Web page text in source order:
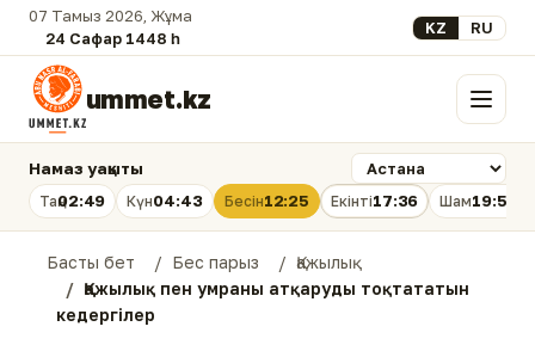
07 Тамыз 2026, Жұма
24 Сафар 1448 һ.
Select your
KZ RU
ummet.kz Мәзір
Намаз уақыты
Таң02:49 Күн04:43 Бесін12:25 Екінті17:36 Шам19:56
Басты бет Бес парыз
Қажылық
Қажылық пен умраны атқаруды тоқтататын
кедергілер